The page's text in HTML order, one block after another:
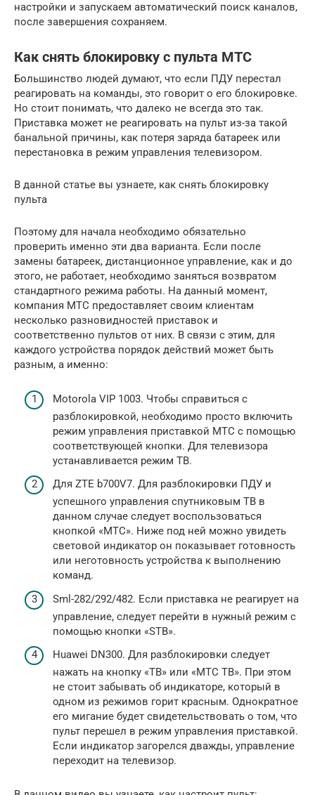
настройки и запускаем автоматический поиск каналов,
после завершения сохраняем.
Как снять блокировку с пульта МТС
Большинство людей думают, что если ПДУ перестал
реагировать на команды, это говорит о его блокировке.
Но стоит понимать, что далеко не всегда это так.
Приставка может не реагировать на пульт из-за такой
банальной причины, как потеря заряда батареек или
перестановка в режим управления телевизором.
В данной статье вы узнаете, как снять блокировку
пульта
Поэтому для начала необходимо обязательно
проверить именно эти два варианта. Если после
замены батареек, дистанционное управление, как и до
этого, не работает, необходимо заняться возвратом
стандартного режима работы. На данный момент,
компания МТС предоставляет своим клиентам
несколько разновидностей приставок и
соответственно пультов от них. В связи с этим, для
каждого устройства порядок действий может быть
разным, а именно:
Motorola VIP 1003. Чтобы справиться с
разблокировкой, необходимо просто включить
режим управления приставкой МТС с помощью
соответствующей кнопки. Для телевизора
устанавливается режим ТВ.
Для ZTE b700V7. Для разблокировки ПДУ и
успешного управления спутниковым ТВ в
данном случае следует воспользоваться
кнопкой «МТС». Ниже под ней можно увидеть
световой индикатор он показывает готовность
или неготовность устройства к выполнению
команд.
Sml-282/292/482. Если приставка не реагирует на
управление, следует перейти в нужный режим с
помощью кнопки «STB».
Huawei DN300. Для разблокировки следует
нажать на кнопку «ТВ» или «МТС ТВ». При этом
не стоит забывать об индикаторе, который в
одном из режимов горит красным. Однократное
его мигание будет свидетельствовать о том, что
пульт перешел в режим управления приставкой.
Если индикатор загорелся дважды, управление
переходит на телевизор.